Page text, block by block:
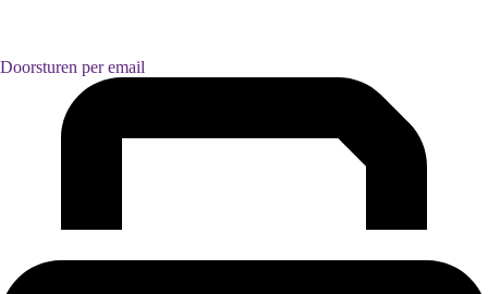
Doorsturen per email